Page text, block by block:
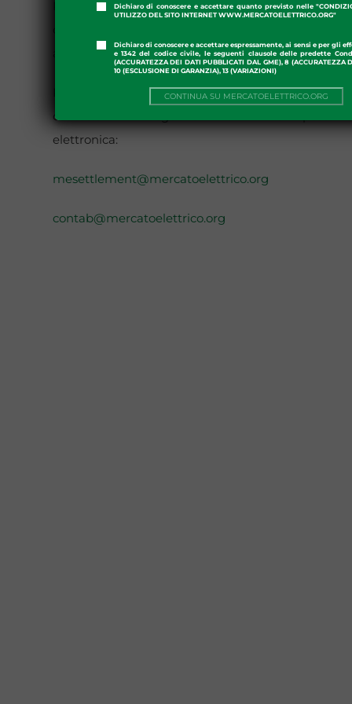
Dichiaro di conoscere e accettare quanto previsto nelle
UTILIZZO DEL SITO INTERNET WWW.MERCATOELETTRICO.ORG"
Dichiaro di conoscere e accettare espressamente, ai sensi e per gli
e 1342 del codice civile, le seguenti clausole delle predette
(ACCURATEZZA DEI DATI PUBBLICATI DAL GME), 8 (ACCURATEZZA
10 (ESCLUSIONE DI GARANZIA), 13 (VARIAZIONI)
CONTINUA SU MERCATOELETTRICO.ORG
Per maggiori approfondimenti si invitano gli
apposite sezioni del sito internet del GME.
Per qualsiasi informazione, è possibile
contattare i seguenti indirizzi di posta
elettronica:
mesettlement@mercatoelettrico.org
contab@mercatoelettrico.org